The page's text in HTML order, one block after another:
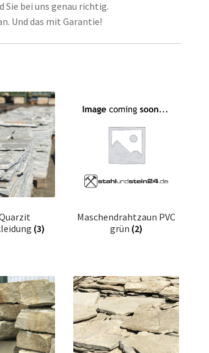
bei uns genau richtig.
Und das mit Garantie!
(3)
Maschendrahtzaun PVC
grün (2)